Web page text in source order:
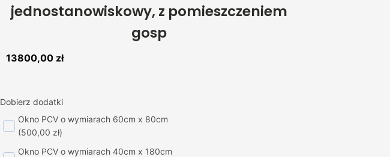
jednostanowiskowy, z pomieszczeniem
gosp
13800,00 zł
Dobierz dodatki
Okno PCV o wymiarach 60cm x 80cm
(500,00 zł)
Okno PCV o wymiarach 40cm x 180cm